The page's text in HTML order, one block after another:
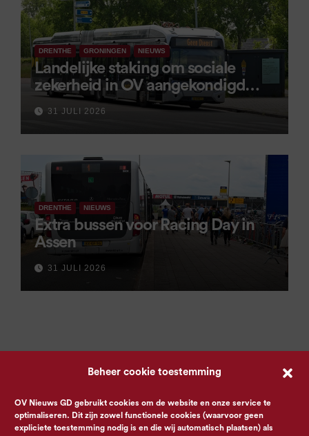
Beheer cookie toestemming
OV Nieuws GD gebruikt cookies om de website en onze service te
optimaliseren. Dit zijn zowel functionele cookies (waarvoor geen
expliciete toestemming nodig is en die wij automatisch plaatsen) als
DRENTHE GRONINGEN NIEUWS
Landelijke staking om sociale
zekerheid in OV aangekondigd
voor 9 september
31 JULI 2026
DRENTHE NIEUWS
Extra bussen voor Racing Day in
Assen
31 JULI 2026